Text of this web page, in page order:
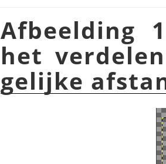
Afbeelding
het
gelijke